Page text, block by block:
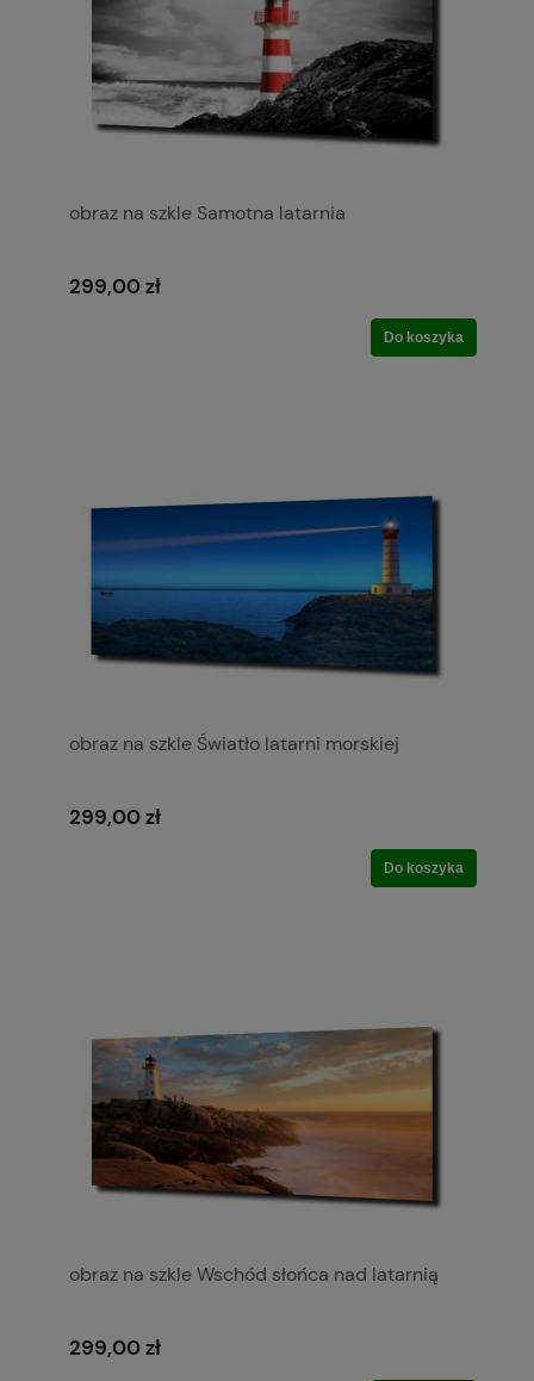
obraz na szkle Samotna latarnia
299,00 zł
Do koszyka
obraz na szkle Światło latarni morskiej
299,00 zł
Do koszyka
obraz na szkle Wschód słońca nad latarnią
299,00 zł